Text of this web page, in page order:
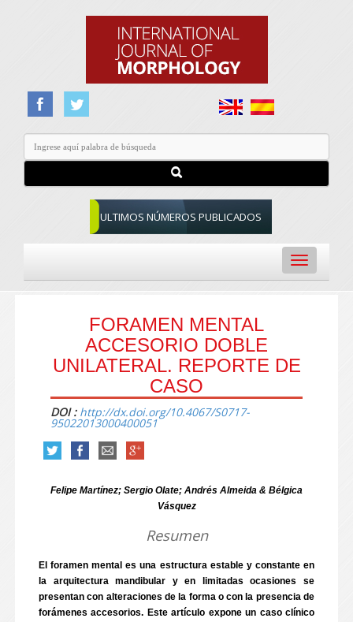
ULTIMOS NÚMEROS PUBLICADOS
Toggle
navigation
FORAMEN MENTAL
ACCESORIO DOBLE
UNILATERAL. REPORTE DE
CASO
DOI : http://dx.doi.org/10.4067/S0717-
95022013000400051
Felipe Martínez; Sergio Olate; Andrés Almeida & Bélgica
Vásquez
Resumen
El foramen mental es una estructura estable y constante en
la arquitectura mandibular y en limitadas ocasiones se
presentan con alteraciones de la forma o con la presencia de
forámenes accesorios. Este artículo expone un caso clínico